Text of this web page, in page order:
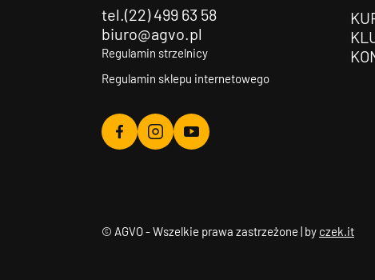
tel.(22) 499 63 58
biuro@agvo.pl
Regulamin strzelnicy
Regulamin sklepu internetowego
Agvo
Agvo
Agvo
© AGVO - Wszelkie prawa zastrzeżone | by czek.it